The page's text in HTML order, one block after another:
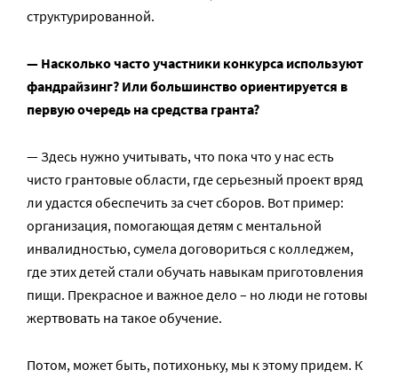
структурированной.
— Насколько часто участники конкурса используют
фандрайзинг? Или большинство ориентируется в
первую очередь на средства гранта?
— Здесь нужно учитывать, что пока что у нас есть
чисто грантовые области, где серьезный проект вряд
ли удастся обеспечить за счет сборов. Вот пример:
организация, помогающая детям с ментальной
инвалидностью, сумела договориться с колледжем,
где этих детей стали обучать навыкам приготовления
пищи. Прекрасное и важное дело – но люди не готовы
жертвовать на такое обучение.
Потом, может быть, потихоньку, мы к этому придем. К